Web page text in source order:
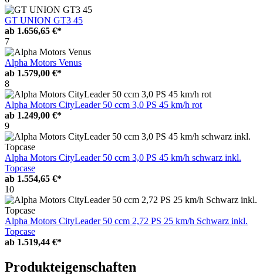
GT UNION GT3 45
ab 1.656,65 €*
7
Alpha Motors Venus
ab 1.579,00 €*
8
Alpha Motors CityLeader 50 ccm 3,0 PS 45 km/h rot
ab 1.249,00 €*
9
Alpha Motors CityLeader 50 ccm 3,0 PS 45 km/h schwarz inkl.
Topcase
ab 1.554,65 €*
10
Alpha Motors CityLeader 50 ccm 2,72 PS 25 km/h Schwarz inkl.
Topcase
ab 1.519,44 €*
Produkteigenschaften